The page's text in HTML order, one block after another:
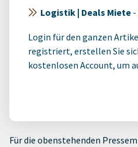
Logistik | Deals Miete -
Login für den ganzen
registriert, erstellen Sie
kostenlosen Account, um
Für die obenstehenden